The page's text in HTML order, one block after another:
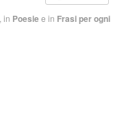
, in Poesiee in Frasi per ogni